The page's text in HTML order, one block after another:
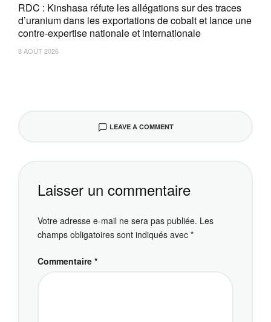
RDC : Kinshasa réfute les allégations sur des traces
d’uranium dans les exportations de cobalt et lance une
contre-expertise nationale et internationale
8 AOÛT 2026
LEAVE A COMMENT
Laisser un commentaire
Votre adresse e-mail ne sera pas publiée. Les
champs obligatoires sont indiqués avec *
Commentaire *